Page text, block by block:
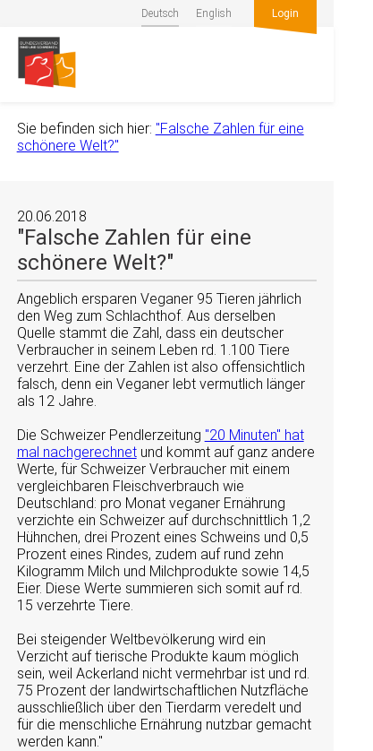
Deutsch English Login
Sie befinden sich hier: "Falsche Zahlen für eine
schönere Welt?"
20.06.2018
"Falsche Zahlen für eine
schönere Welt?"
Angeblich ersparen Veganer 95 Tieren jährlich
den Weg zum Schlachthof. Aus derselben
Quelle stammt die Zahl, dass ein deutscher
Verbraucher in seinem Leben rd. 1.100 Tiere
verzehrt. Eine der Zahlen ist also offensichtlich
falsch, denn ein Veganer lebt vermutlich länger
als 12 Jahre.
Die Schweizer Pendlerzeitung "20 Minuten" hat
mal nachgerechnetund kommt auf ganz andere
Werte, für Schweizer Verbraucher mit einem
vergleichbaren Fleischverbrauch wie
Deutschland: pro Monat veganer Ernährung
verzichte ein Schweizer auf durchschnittlich 1,2
Hühnchen, drei Prozent eines Schweins und 0,5
Prozent eines Rindes, zudem auf rund zehn
Kilogramm Milch und Milchprodukte sowie 14,5
Eier. Diese Werte summieren sich somit auf rd.
15 verzehrte Tiere.
Bei steigender Weltbevölkerung wird ein
Verzicht auf tierische Produkte kaum möglich
sein, weil Ackerland nicht vermehrbar ist und rd.
75 Prozent der landwirtschaftlichen Nutzfläche
ausschließlich über den Tierdarm veredelt und
für die menschliche Ernährung nutzbar gemacht
werden kann."